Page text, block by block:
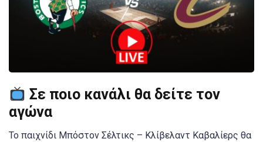
Σε ποιο κανάλι θα δείτε τον
αγώνα
Το παιχνίδι Μπόστον Σέλτικς – Κλίβελαντ Καβαλίερς θα